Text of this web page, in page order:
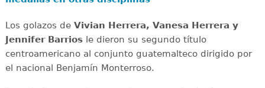
Los golazos de Vivian Herrera, Vanesa Herrera y
Jennifer Barriosle dieron su segundo título
centroamericano al conjunto guatemalteco dirigido por
el nacional Benjamín Monterroso.